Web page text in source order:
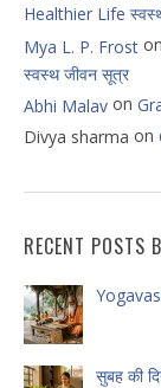
Healthier Life
Mya L. P. Frost on
स्वस्थ जीवन सूत्र
Abhi Malav on
Divya sharma on
RECENT POSTS
सुबह की